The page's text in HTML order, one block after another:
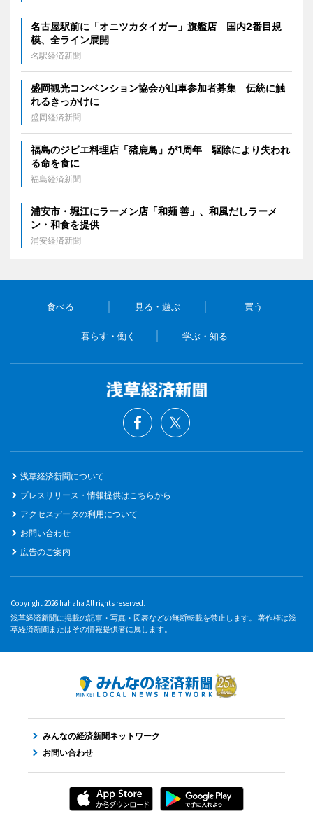
名古屋駅前に「オニツカタイガー」旗艦店 国内2番目規
模、全ライン展開
名駅経済新聞
盛岡観光コンベンション協会が山車参加者募集 伝統に触
れるきっかけに
盛岡経済新聞
福島のジビエ料理店「猪鹿鳥」が1周年 駆除により失われ
る命を食に
福島経済新聞
浦安市・堀江にラーメン店「和麺 善」、和風だしラーメ
ン・和食を提供
浦安経済新聞
食べる 見る・遊ぶ 買う
暮らす・働く 学ぶ・知る
浅草経済新聞について
プレスリリース・情報提供はこちらから
アクセスデータの利用について
お問い合わせ
広告のご案内
Copyright 2026 hahaha All rights reserved.
浅草経済新聞に掲載の記事・写真・図表などの無断転載を禁止します。 著作権は浅
草経済新聞またはその情報提供者に属します。
みんなの経済新聞ネットワーク
お問い合わせ